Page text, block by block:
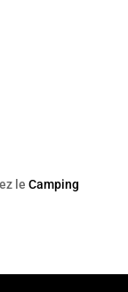
le Camping